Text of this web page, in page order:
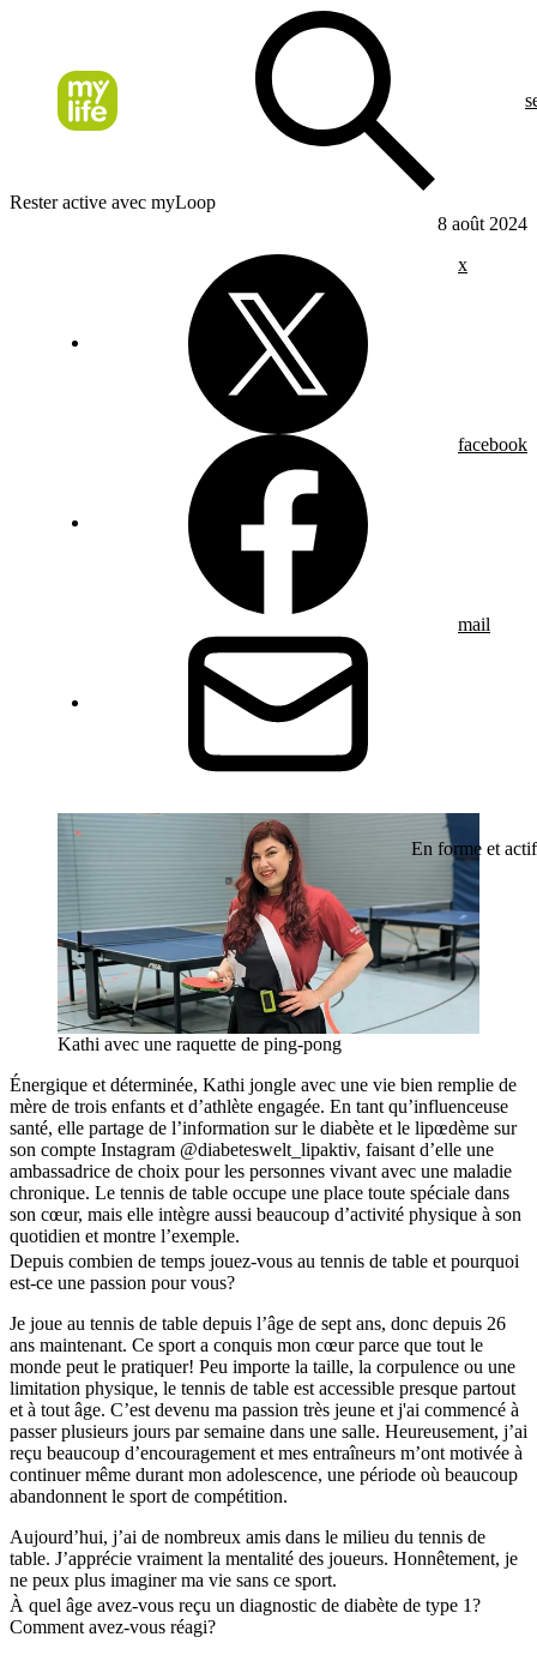
Rester active avec myLoop
8 août 2024
x
facebook
mail
En forme et actif
Kathi avec une raquette de ping-pong
Énergique et déterminée, Kathi jongle avec une vie bien remplie de
mère de trois enfants et d’athlète engagée. En tant qu’influenceuse
santé, elle partage de l’information sur le diabète et le lipœdème sur
son compte Instagram @diabeteswelt_lipaktiv, faisant d’elle une
ambassadrice de choix pour les personnes vivant avec une maladie
chronique. Le tennis de table occupe une place toute spéciale dans
son cœur, mais elle intègre aussi beaucoup d’activité physique à son
quotidien et montre l’exemple.
Depuis combien de temps jouez-vous au tennis de table et pourquoi
est-ce une passion pour vous?
Je joue au tennis de table depuis l’âge de sept ans, donc depuis 26
ans maintenant. Ce sport a conquis mon cœur parce que tout le
monde peut le pratiquer! Peu importe la taille, la corpulence ou une
limitation physique, le tennis de table est accessible presque partout
et à tout âge. C’est devenu ma passion très jeune et j'ai commencé à
passer plusieurs jours par semaine dans une salle. Heureusement, j’ai
reçu beaucoup d’encouragement et mes entraîneurs m’ont motivée à
continuer même durant mon adolescence, une période où beaucoup
abandonnent le sport de compétition.
Aujourd’hui, j’ai de nombreux amis dans le milieu du tennis de
table. J’apprécie vraiment la mentalité des joueurs. Honnêtement, je
ne peux plus imaginer ma vie sans ce sport.
À quel âge avez-vous reçu un diagnostic de diabète de type 1?
Comment avez-vous réagi?